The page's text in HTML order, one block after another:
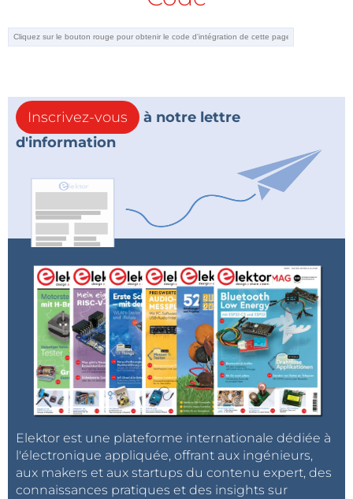
Inscrivez-vous
à notre lettre
d'information
Elektor est une plateforme internationale dédiée à
l'électronique appliquée, offrant aux ingénieurs,
aux makers et aux startups du contenu expert, des
connaissances pratiques et des insights sur